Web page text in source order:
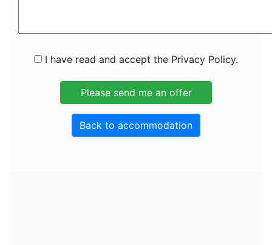
I have read and accept the Privacy Policy.
Back to accommodation